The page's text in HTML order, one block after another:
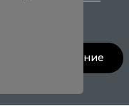
защищены.
предложение